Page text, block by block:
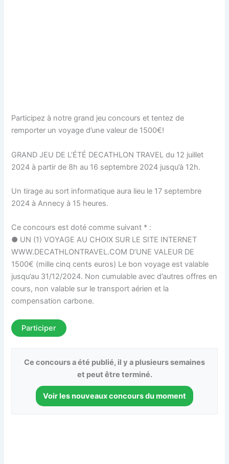
Participez à notre grand jeu concours et tentez de
remporter un voyage d’une valeur de 1500€!
GRAND JEU DE L’ÉTÉ DECATHLON TRAVEL du 12 juillet
2024 à partir de 8h au 16 septembre 2024 jusqu’à 12h.
Un tirage au sort informatique aura lieu le 17 septembre
2024 à Annecy à 15 heures.
Ce concours est doté comme suivant * :
● UN (1) VOYAGE AU CHOIX SUR LE SITE INTERNET
WWW.DECATHLONTRAVEL.COM D’UNE VALEUR DE
1500€ (mille cinq cents euros) Le bon voyage est valable
jusqu’au 31/12/2024. Non cumulable avec d’autres offres en
cours, non valable sur le transport aérien et la
compensation carbone.
Participer
Ce concours a été publié, il y a plusieurs semaines
et peut être terminé.
Voir les nouveaux concours du moment